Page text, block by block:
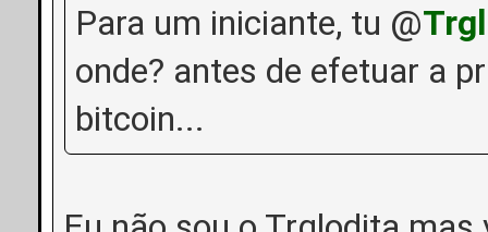
Para um iniciante, tu @
onde? antes de efetuar a
bitcoin...